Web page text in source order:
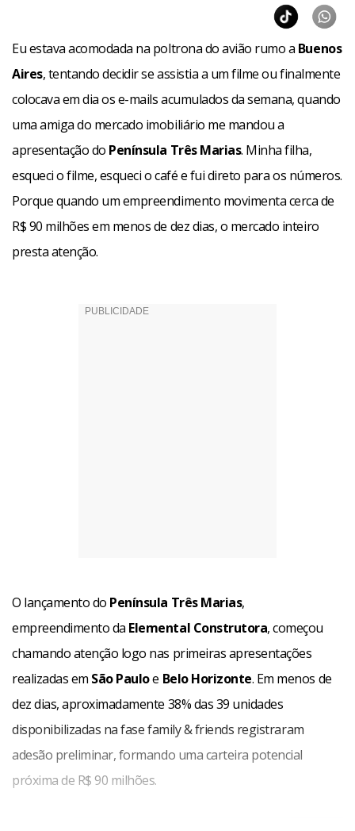
Eu estava acomodada na poltrona do avião rumo a Buenos
Aires, tentando decidir se assistia a um filme ou finalmente
colocava em dia os e-mails acumulados da semana, quando
uma amiga do mercado imobiliário me mandou a
apresentação do Península Três Marias. Minha filha,
esqueci o filme, esqueci o café e fui direto para os números.
Porque quando um empreendimento movimenta cerca de
R$ 90 milhões em menos de dez dias, o mercado inteiro
presta atenção.
O lançamento do Península Três Marias,
empreendimento da Elemental Construtora, começou
chamando atenção logo nas primeiras apresentações
realizadas em São Pauloe Belo Horizonte. Em menos de
dez dias, aproximadamente 38% das 39 unidades
disponibilizadas na fase family & friends registraram
adesão preliminar, formando uma carteira potencial
próxima de R$ 90 milhões.